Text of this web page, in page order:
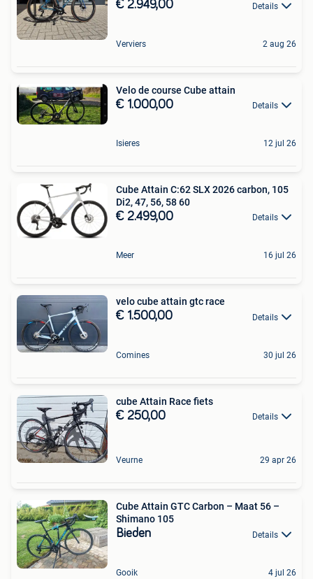
€ 2.949,00 Details
Verviers 2 aug 26
Velo de course Cube attain
€ 1.000,00 Details
Isieres 12 jul 26
Cube Attain C:62 SLX 2026 carbon, 105
Di2, 47, 56, 58 60
€ 2.499,00 Details
Meer 16 jul 26
velo cube attain gtc race
€ 1.500,00 Details
Comines 30 jul 26
cube Attain Race fiets
€ 250,00 Details
Veurne 29 apr 26
Cube Attain GTC Carbon – Maat 56 –
Shimano 105
Bieden Details
Gooik 4 jul 26